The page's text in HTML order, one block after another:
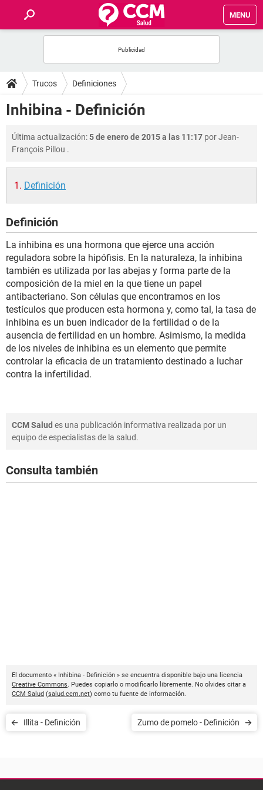
MENU
FOROS
SALUD
FAMILIA
NUTRICIÓN
SEXUALIDAD
GLOSARIO
Trucos Definiciones
Inhibina - Definición
Última actualización:5 de enero de 2015 a las 11:17 porJean-
François Pillou .
Definición
Definición
La inhibina es una hormona que ejerce una acción
reguladora sobre la hipófisis. En la naturaleza, la inhibina
también es utilizada por las abejas y forma parte de la
composición de la miel en la que tiene un papel
antibacteriano. Son células que encontramos en los
testículos que producen esta hormona y, como tal, la tasa de
inhibina es un buen indicador de la fertilidad o de la
ausencia de fertilidad en un hombre. Asimismo, la medida
de los niveles de inhibina es un elemento que permite
controlar la eficacia de un tratamiento destinado a luchar
contra la infertilidad.
CCM Salud es una publicación informativa realizada por un
equipo de especialistas de la salud.
Consulta también
El documento « Inhibina - Definición » se encuentra disponible bajo una licencia
Creative Commons. Puedes copiarlo o modificarlo libremente. No olvides citar a
CCM Salud (salud.ccm.net) como tu fuente de información.
Illita - Definición Zumo de pomelo - Definición